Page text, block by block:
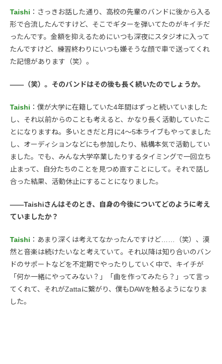
Taishi ：さっきお話した通り、高校の先輩のバンドに後から入る
形で合流したんですけど、そこでギターを弾いてたのがキイチだ
ったんです。金額を抑えるためにいつも深夜にスタジオに入って
たんですけど、練習終わりにいつも嫌そうな顔で車で送ってくれ
た記憶があります（笑）。
――（笑）。そのバンドはその後も長く続いたのでしょうか。
Taishi ：僕が大学に在籍していた4年間はずっと続いていました
し、それ以前からのことも考えると、かなり長く活動していたこ
とになりますね。多いときだと月に4〜5本ライブもやってました
し、オーディションなどにも参加したり、結構本気で活動してい
ました。でも、みんな大学卒業したりするタイミングで一回立ち
止まって、自分たちのことを見つめ直すことにして。それで話し
合った結果、活動休止にすることになりました。
――Taishiさんはそのとき、自身の今後についてどのように考え
ていましたか？
Taishi ：あまり深くは考えてなかったんですけど……（笑）、漠
然と音楽は続けたいなと考えていて。それ以降は知り合いのバン
ドのサポートなどを不定期でやったりしていく中で、キイチが
「何か一緒にやってみない？」「曲を作ってみたら？」って言っ
てくれて、それがZattaに繋がり、僕もDAWを触るようになりま
した。